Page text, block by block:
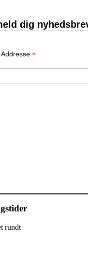
dig
Addresse *
rundt